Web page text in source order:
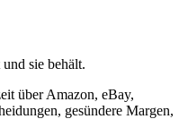
und sie behält.
über Amazon, eBay,
gesündere Margen,